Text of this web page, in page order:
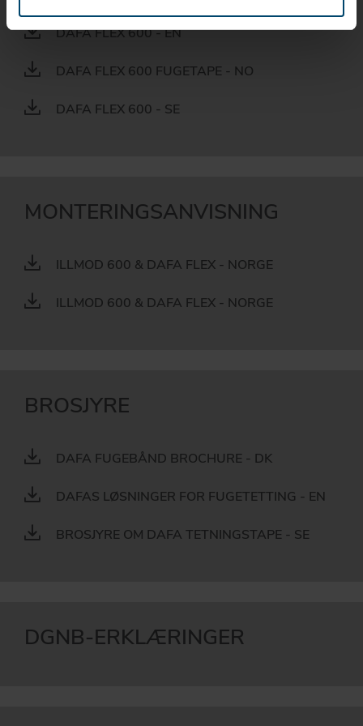
DAFA FLEX 600 - EN
DAFA FLEX 600 FUGETAPE - NO
DAFA FLEX 600 - SE
MONTERINGSANVISNING
ILLMOD 600 & DAFA FLEX - NORGE
ILLMOD 600 & DAFA FLEX - NORGE
BROSJYRE
DAFA FUGEBÅND BROCHURE - DK
DAFAS LØSNINGER FOR FUGETETTING - EN
BROSJYRE OM DAFA TETNINGSTAPE - SE
DGNB-ERKLÆRINGER